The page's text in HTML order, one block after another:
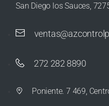
San Diego los Sauces,
272 282 8890
Poniente. 7 469,